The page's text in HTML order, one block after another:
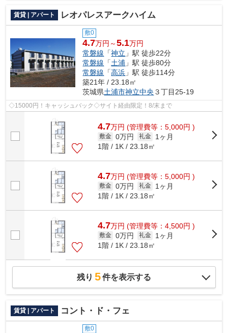
賃貸 | アパート レオパレスアークハイム
敷0
4.7万円～5.1万円
常磐線 「神立 」駅 徒歩22分
常磐線 「土浦 」駅 徒歩80分
常磐線 「高浜 」駅 徒歩114分
築21年 / 23.18㎡
茨城県土浦市神立中央 ３丁目25-19
◇15000円！キャッシュバック◇サイト経由限定！8/末まで
4.7万円 (管理費等：5,000円 )
敷金 0万円 礼金
1ヶ月
1階 / 1K / 23.18㎡
4.7万円 (管理費等：5,000円 )
敷金 0万円 礼金
1ヶ月
1階 / 1K / 23.18㎡
4.7万円 (管理費等：4,500円 )
敷金 0万円 礼金
1ヶ月
1階 / 1K / 23.18㎡
残り 5件を表示する
賃貸 | アパート コント・ド・フェ
敷0